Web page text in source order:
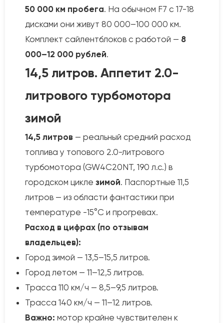
50 000 км пробега. На обычном F7 с 17-18
дисками они живут 80 000–100 000 км.
Комплект сайлентблоков с работой — 8
000–12 000 рублей.
14,5 литров. Аппетит 2.0-
литрового турбомотора
зимой
14,5 литров — реальный средний расход
топлива у топового 2.0-литрового
турбомотора (GW4C20NT, 190 л.с.) в
городском цикле зимой. Паспортные 11,5
литров — из области фантастики при
температуре -15°C и прогревах.
Расход в цифрах (по отзывам
владельцев):
Город зимой — 13,5–15,5 литров.
Город летом — 11–12,5 литров.
Трасса 110 км/ч — 8,5–9,5 литров.
Трасса 140 км/ч — 11–12 литров.
Важно: мотор крайне чувствителен к